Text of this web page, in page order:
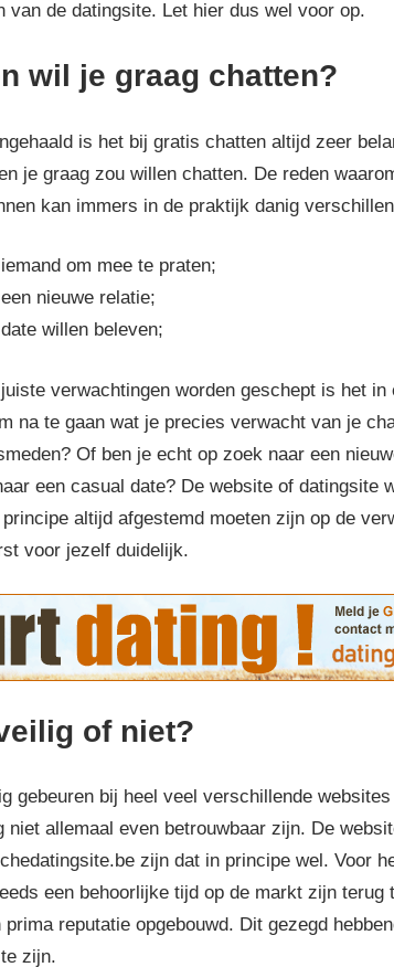
van de datingsite. Let hier dus wel voor op.
wil je graag chatten?
is het bij gratis chatten altijd zeer
je graag zou willen chatten. De reden
kan immers in de praktijk danig
om mee te praten;
nieuwe relatie;
willen beleven;
verwachtingen worden geschept is het in
na te gaan wat je precies verwacht van je
Of ben je echt op zoek naar een
een casual date? De website of datingsite
altijd afgestemd moeten zijn op de
voor jezelf duidelijk.
of niet?
gebeuren bij heel veel verschillende
allemaal even betrouwbaar zijn. De
zijn dat in principe wel. Voor
een behoorlijke tijd op de markt zijn terug
reputatie opgebouwd. Dit gezegd
zijn.